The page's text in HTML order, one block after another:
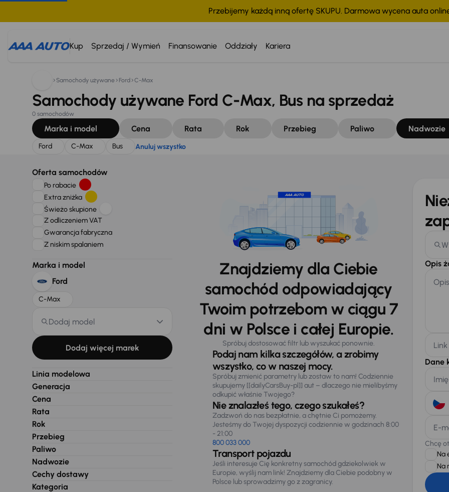
Przebijemy każdą inną ofertę SKUPU. Darmowa wycena auta
Kup Sprzedaj / Wymień Finansowanie Oddziały Kariera
Szukam: Anuluj wszystko
Samochody używane Ford C-Max
Samochody używane Ford C-Max, Bus na sprzedaż
0 samochodów
Marka i model Cena Rata Rok Przebieg Paliwo Nadwozie
Ford C-Max Bus Anuluj wszystko
Oferta samochodów
Po rabacie
Extra zniżka
Świeżo skupione
Z odliczeniem VAT
Gwarancja fabryczna
Z niskim spalaniem
Marka i model
Ford
C-Max
Dodaj model
Dodaj więcej marek
Linia modelowa
Generacja
Cena
Rata
Rok
Przebieg
Paliwo
Nadwozie
Cechy dostawy
Kategoria
Znajdziemy dla Ciebie
samochód odpowiadający
Twoim potrzebom w ciągu 7
dni w Polsce i całej Europie.
Spróbuj dostosować filtr lub wyszukać ponownie.
Podaj nam kilka szczegółów, a zrobimy
wszystko, co w naszej mocy.
Spróbuj zmienić parametry lub zostaw to nam! Codziennie
skupujemy [[dailyCarsBuy-pl]] aut – dlaczego nie mielibyśmy
odkupić właśnie Twojego?
Nie znalazłeś tego, czego szukałeś?
Zadzwoń do nas bezpłatnie, a chętnie Ci pomożemy.
Jesteśmy do Twojej dyspozycji codziennie w godzinach 8:00
- 21:00
800 033 000
Transport pojazdu
Jeśli interesuje Cię konkretny samochód gdziekolwiek w
Europie, wyślij nam link! Znajdziemy dla Ciebie podobny w
Polsce lub sprowadzimy go z zagranicy.
Opis
Dane
E-
Chcę
Na
Na